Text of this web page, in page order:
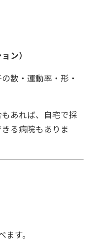
ン）
数・運動率・形・
あれば、自宅で採
る病院もありま
す。